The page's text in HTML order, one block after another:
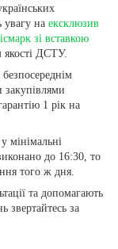
увагу на ексклюзив
зі вставкою
якості ДСТУ.
1 рік на
мінімальні
до 16:30, то
того ж дня.
та допомагають
звертайтесь за